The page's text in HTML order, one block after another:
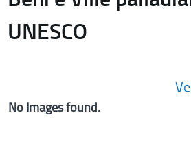
UNESCO
No Images found.